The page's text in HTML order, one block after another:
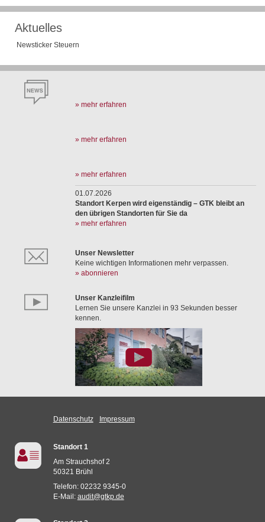
Aktuelles
Newsticker Steuern
» mehr erfahren
» mehr erfahren
» mehr erfahren
01.07.2026
Standort Kerpen wird eigenständig – GTK bleibt an
den übrigen Standorten für Sie da
» mehr erfahren
Unser Newsletter
Keine wichtigen Informationen mehr verpassen.
» abonnieren
Unser Kanzleifilm
Lernen Sie unsere Kanzlei in 93 Sekunden besser
kennen.
Datenschutz Impressum
Standort 1
Am Strauchshof 2
50321 Brühl
Telefon: 02232 9345-0
E-Mail: audit@gtkp.de